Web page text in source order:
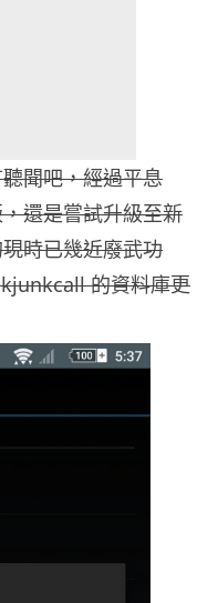
聞吧，經過平息
還是嘗試升級至新
時已幾近廢武功
的資料庫更